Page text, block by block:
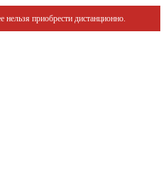
приобрести дистанционно.